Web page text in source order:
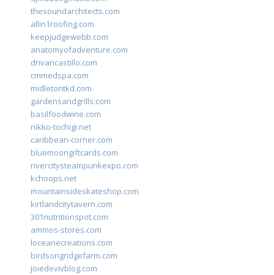
thesoundarchitects.com
allin1roofing.com
keepjudgewebb.com
anatomyofadventure.com
drivancastillo.com
cmmedspa.com
midletontkd.com
gardensandgrills.com
basilfoodwine.com
nikko-tochigi.net
caribbean-corner.com
bluemoongiftcards.com
rivercitysteampunkexpo.com
kchoops.net
mountainsideskateshop.com
kirtlandcitytavern.com
301nutritionspot.com
ammos-stores.com
loceanecreations.com
birdsongridgefarm.com
joiedevivblog.com